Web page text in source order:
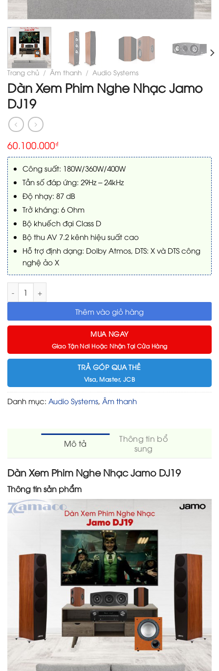
Trang chủ / Âm thanh / Audio Systems
Dàn Xem Phim Nghe Nhạc Jamo
DJ19
60.100.000₫
Công suất: 180W/360W/400W
Tần số đáp ứng: 29Hz – 24kHz
Độ nhạy: 87 dB
Trở kháng: 6 Ohm
Bộ khuếch đại Class D
Bộ thu AV 7.2 kênh hiệu suất cao
Hỗ trợ định dạng: Dolby Atmos, DTS: X và DTS công
nghệ ảo X
Dàn Xem Phim Nghe Nhạc Jamo DJ19 số lượng
Thêm vào giỏ hàng
MUA NGAY
Giao Tận Nơi Hoặc Nhận Tại Cửa Hàng
TRẢ GÓP QUA THẺ
Visa, Master, JCB
Danh mục: Audio Systems Âm thanh
Mô tả
Thông tin bổ
sung
Dàn Xem Phim Nghe Nhạc Jamo DJ19
Thông tin sản phẩm